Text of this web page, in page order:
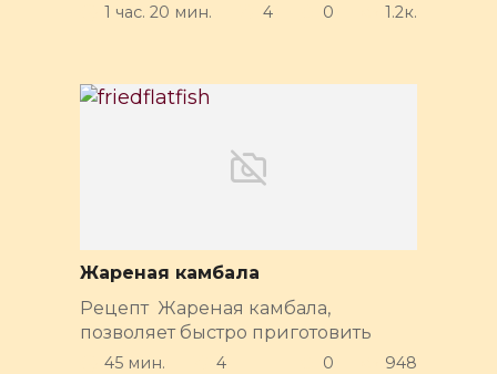
1 час. 20 мин. 4 0 1.2к.
Жареная камбала
Рецепт Жареная камбала,
позволяет быстро приготовить
45 мин. 4 0 948